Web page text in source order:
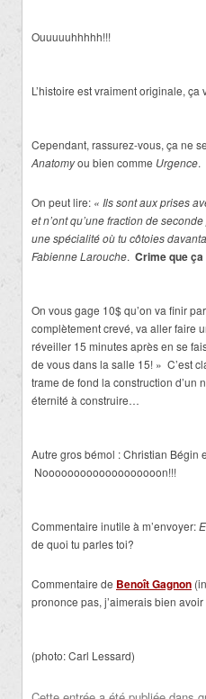
Ouuuuuhhhhh!!!
L’histoire est vraiment originale,
Cependant, rassurez-vous, ça ne
Anatomyou bien comme Urgence.
On peut lire: « Ils sont aux prises
et n’ont qu’une fraction de
une spécialité où tu côtoies
Fabienne Larouche. Crime que
On vous gage 10$ qu’on va finir
complètement crevé, va aller faire
réveiller 15 minutes après en se
de vous dans la salle 15! » C’est
trame de fond la construction d’un
éternité à construire…
Autre gros bémol : Christian Bégin
Nooooooooooooooooooon!!!
Commentaire inutile à m’envoyer:
de quoi tu parles toi?
Commentaire de Benoît Gagnon
prononce pas, j’aimerais bien
(photo: Carl Lessard)